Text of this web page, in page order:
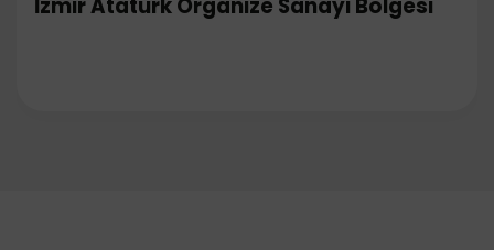
İzmir Atatürk Organize Sanayi Bölgesi